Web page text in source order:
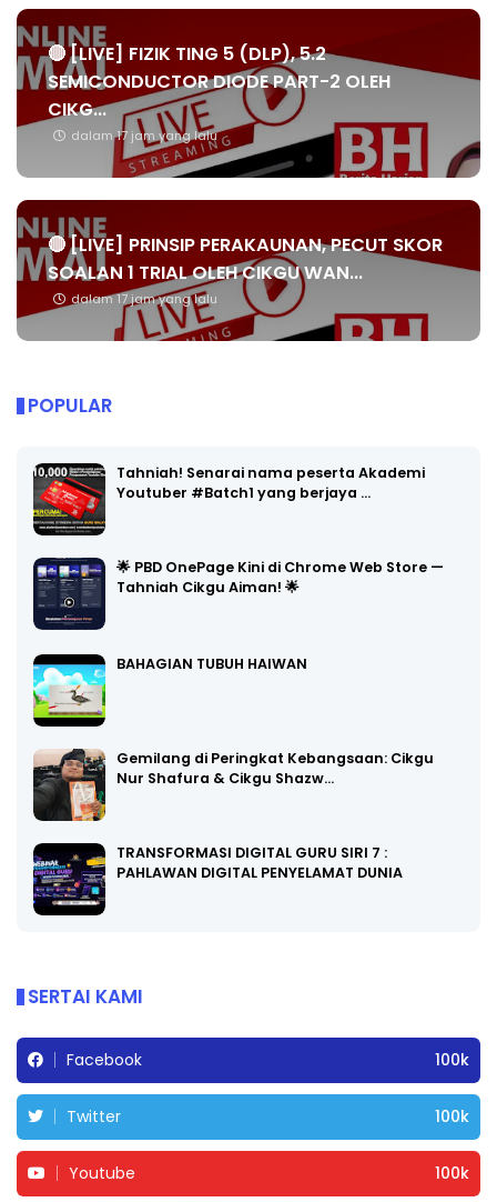
🔴 [LIVE] FIZIK TING 5 (DLP), 5.2
SEMICONDUCTOR DIODE PART-2 OLEH
CIKG...
dalam 17 jam yang lalu
🔴 [LIVE] PRINSIP PERAKAUNAN, PECUT SKOR
SOALAN 1 TRIAL OLEH CIKGU WAN...
dalam 17 jam yang lalu
POPULAR
Tahniah! Senarai nama peserta Akademi
Youtuber #Batch1 yang berjaya …
🌟 PBD OnePage Kini di Chrome Web Store —
Tahniah Cikgu Aiman! 🌟
BAHAGIAN TUBUH HAIWAN
Gemilang di Peringkat Kebangsaan: Cikgu
Nur Shafura & Cikgu Shazw…
TRANSFORMASI DIGITAL GURU SIRI 7 :
PAHLAWAN DIGITAL PENYELAMAT DUNIA
SERTAI KAMI
Facebook 100k
Twitter 100k
Youtube 100k